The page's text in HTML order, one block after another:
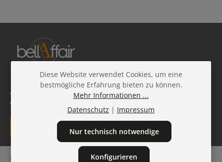
Abonniere den kostenlosen Beauty-Newsletter und sichere
dir 10 % Rabatt auf deine nächste Bestellung!
E-Mail-Adresse*
Datenschutz
Die mit einem Stern (*) markierten Felder sind
Service-Hotline
Diese Website verwendet Cookies, um eine
bestmögliche Erfahrung bieten zu können.
Mehr Informationen ...
Datenschutz | Impressum
Nur technisch notwendige
Konfigurieren